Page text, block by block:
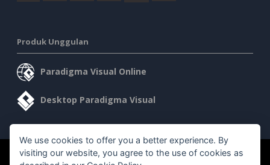
Produk Unggulan
Paradigma Visual Online
Desktop Paradigma Visual
©2026 by Visual Paradigm. Semua hak cipta dilindungi undang-
We use cookies to offer you a better experience. By
visiting our website, you agree to the use of cookies as